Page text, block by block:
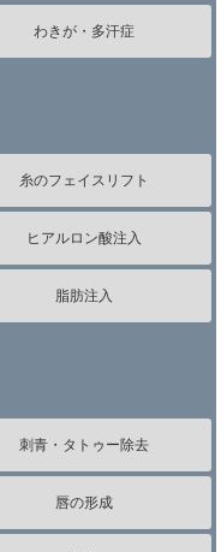
わきが・多汗症
糸のフェイスリフト
ヒアルロン酸注入
脂肪注入
刺青・タトゥー除去
唇の形成